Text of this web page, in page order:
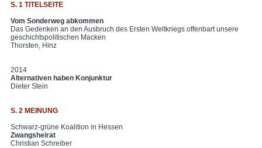
S. 1 TITELSEITE
Vom Sonderweg abkommen
Das Gedenken an den Ausbruch des Ersten Weltkriegs offenbart unsere
geschichtspolitischen Macken
Thorsten, Hinz
2014
Alternativen haben Konjunktur
Dieter Stein
S. 2 MEINUNG
Schwarz-grüne Koalition in Hessen
Zwangsheirat
Christian Schreiber